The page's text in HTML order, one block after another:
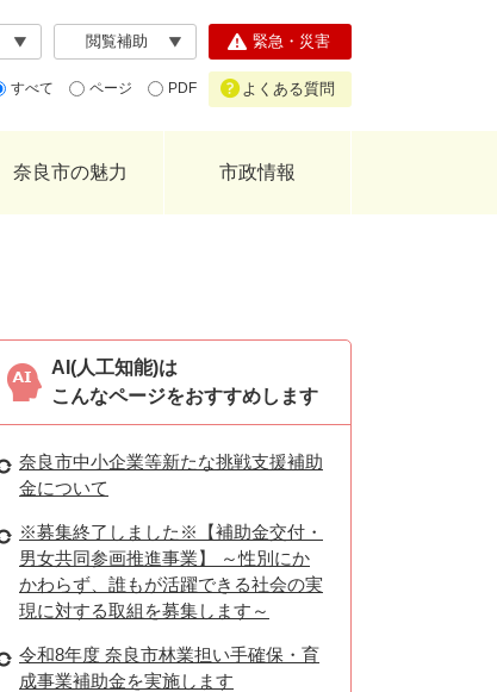
閲覧補助
すべて ページ PDF
緊急・災害
よくある質問
奈良市の魅力 市政情報
AI(人工知能)は
こんなページをおすすめします
奈良市中小企業等新たな挑戦支援補助
金について
※募集終了しました※【補助金交付・
男女共同参画推進事業】 ～性別にか
かわらず、誰もが活躍できる社会の実
現に対する取組を募集します～
令和8年度 奈良市林業担い手確保・育
成事業補助金を実施します